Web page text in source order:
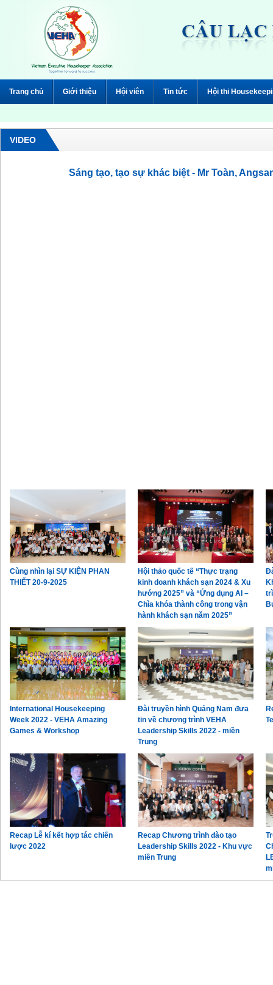
Trang chủ Giới thiệu Hội viên Tin tức Hội thi
VIDEO
Sáng tạo, tạo sự khác biệt - Mr Toàn,
Cùng nhìn lại SỰ KIỆN PHAN
THIẾT 20-9-2025
Hội thảo quốc tế “Thực trạng
kinh doanh khách sạn 2024 & Xu
hướng 2025” và “Ứng dụng AI –
Chìa khóa thành công trong vận
hành khách sạn năm 2025”
International Housekeeping
Week 2022 - VEHA Amazing
Games & Workshop
Đài truyền hình Quảng Nam đưa
tin về chương trình VEHA
Leadership Skills 2022 - miền
Trung
Recap Lễ kí kết hợp tác chiến
lược 2022
Recap Chương trình đào tạo
Leadership Skills 2022 - Khu vực
miền Trung